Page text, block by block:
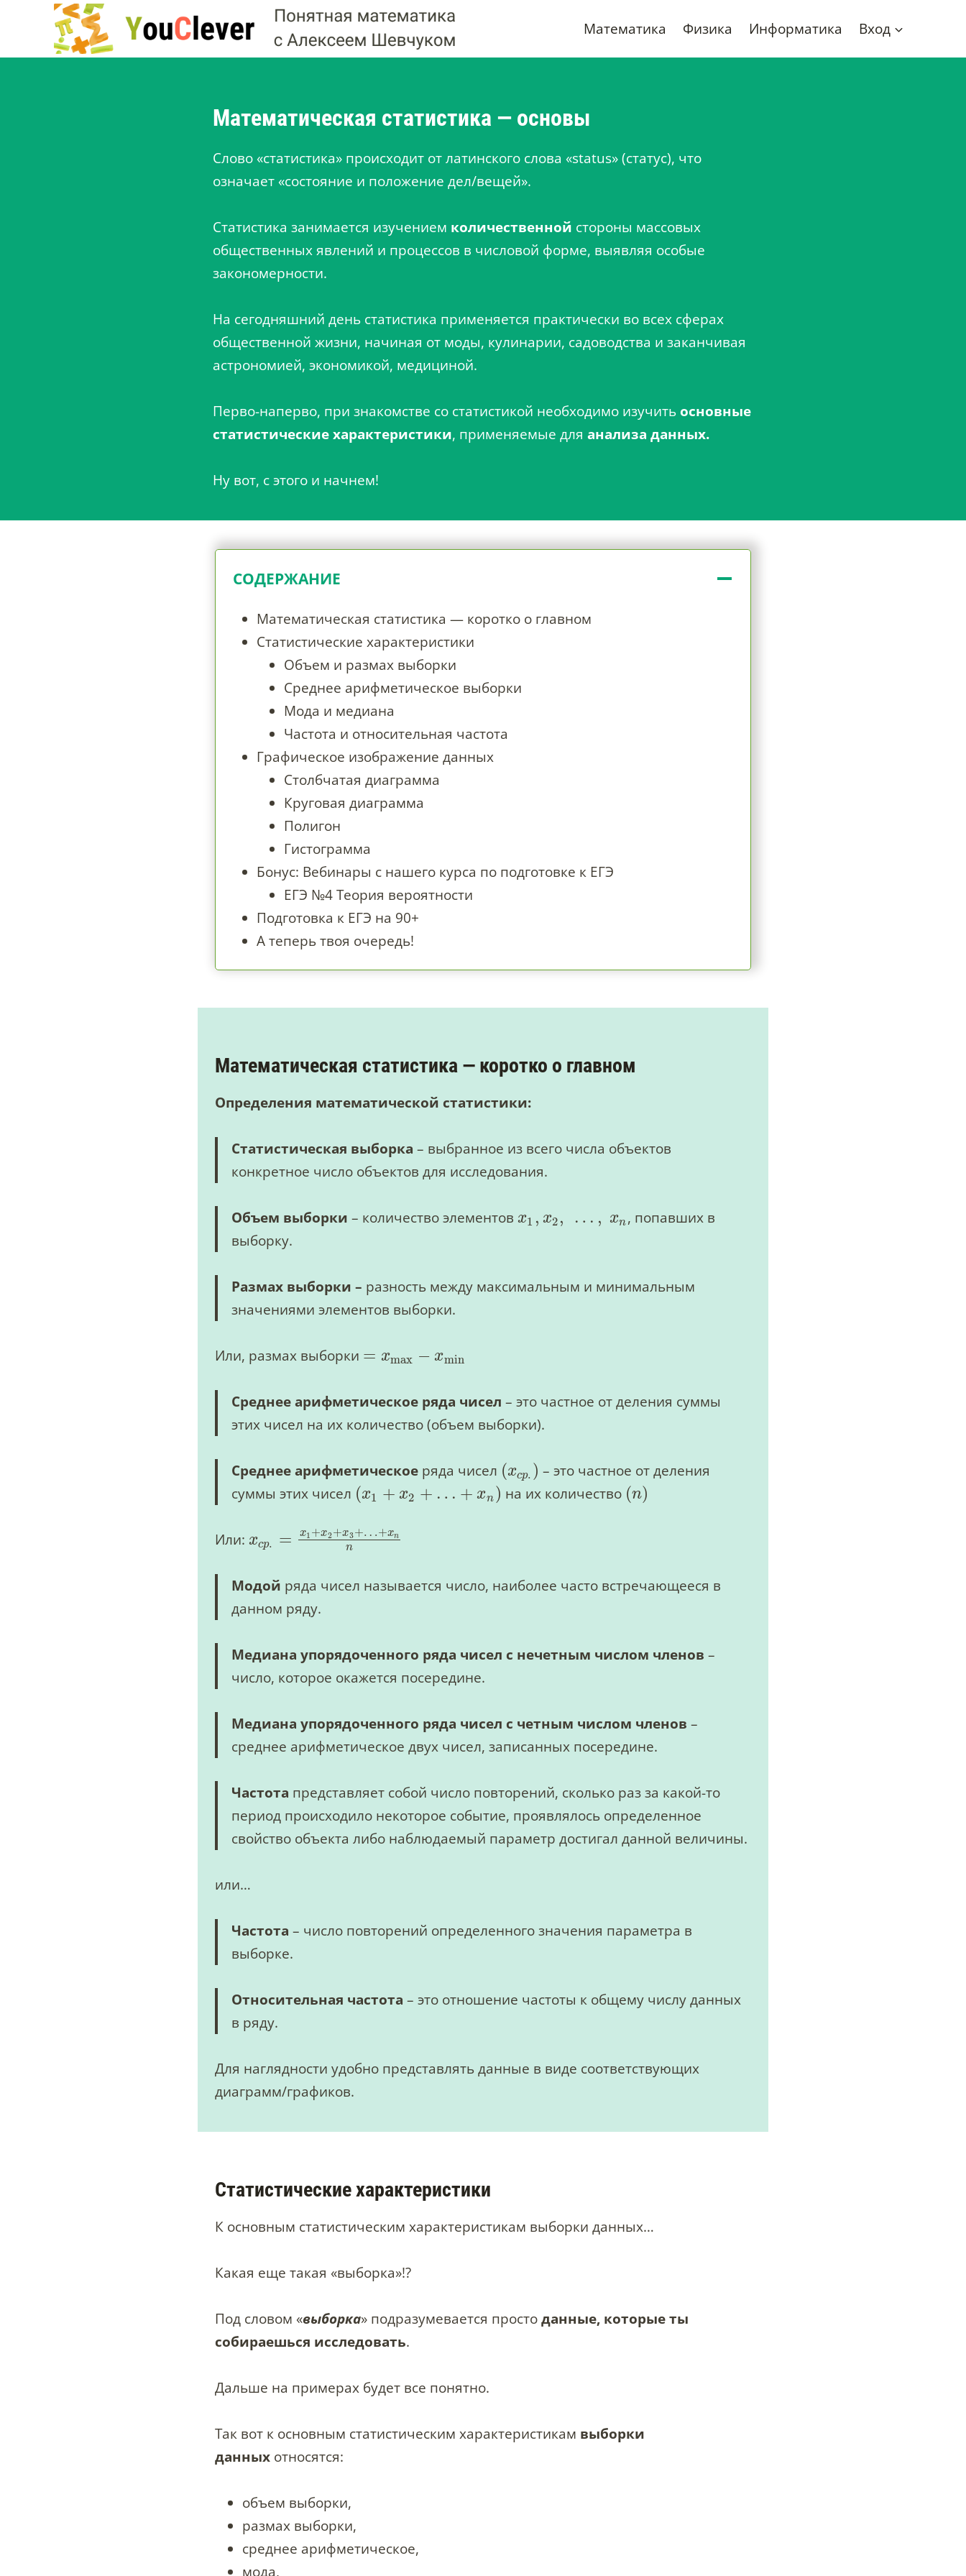
Перейти
содержимому
Математика Физика Информатика Вход
Математическая статистика — основы
Слово «статистика» происходит от латинского слова «status» (статус), что
означает «состояние и положение дел/вещей».
Статистика занимается изучением количественной стороны массовых
общественных явлений и процессов в числовой форме, выявляя особые
закономерности.
На сегодняшний день статистика применяется практически во всех сферах
общественной жизни, начиная от моды, кулинарии, садоводства и заканчивая
астрономией, экономикой, медициной.
Перво-наперво, при знакомстве со статистикой необходимо изучитьосновные
статистические характеристики, применяемые для анализа данных.
Ну вот, с этого и начнем!
СОДЕРЖАНИЕ
Математическая статистика — коротко о главном
Статистические характеристики
Объем и размах выборки
Среднее арифметическое выборки
Мода и медиана
Частота и относительная частота
Графическое изображение данных
Столбчатая диаграмма
Круговая диаграмма
Полигон
Гистограмма
Бонус: Вебинары с нашего курса по подготовке к ЕГЭ
ЕГЭ №4 Теория вероятности
Подготовка к ЕГЭ на 90+
А теперь твоя очередь!
Математическая статистика — коротко о главном
Определения математической статистики:
Статистическая выборка – выбранное из всего числа объектов
конкретное число объектов для исследования.
Объем выборки – количество элементов x1 , x2 , … , xn, попавших в
выборку.
Размах выборки – разность между максимальным и минимальным
значениями элементов выборки.
Или, размах выборки = xmax − xmin
Среднее арифметическое ряда чисел – это частное от деления суммы
этих чисел на их количество (объем выборки).
Среднее арифметическое ряда чисел (xcp. ) – это частное от деления
суммы этих чисел (x1 + x2 + … + xn ) на их количество (n)
Или: xcp. = x1 +x2+x3+…+xn
n
Модой ряда чисел называется число, наиболее часто встречающееся в
данном ряду.
Медиана упорядоченного ряда чисел с нечетным числом членов –
число, которое окажется посередине.
Медиана упорядоченного ряда чисел с четным числом членов –
среднее арифметическое двух чисел, записанных посередине.
Частота представляет собой число повторений, сколько раз за какой-то
период происходило некоторое событие, проявлялось определенное
свойство объекта либо наблюдаемый параметр достигал данной величины.
или…
Частота – число повторений определенного значения параметра в
выборке.
Относительная частота – это отношение частоты к общему числу данных
в ряду.
Для наглядности удобно представлять данные в виде соответствующих
диаграмм/графиков.
Статистические характеристики
К основным статистическим характеристикам выборки данных…
Какая еще такая «выборка»!?
Под словом «выборка» подразумевается простоданные, которые ты
собираешься исследовать.
Дальше на примерах будет все понятно.
Так вот к основным статистическим характеристикам выборки
данных относятся:
объем выборки,
размах выборки,
среднее арифметическое,
мода,